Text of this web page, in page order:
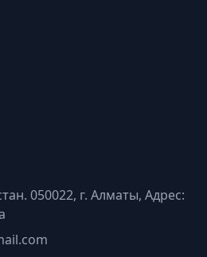
050022, г. Алматы, Адрес: